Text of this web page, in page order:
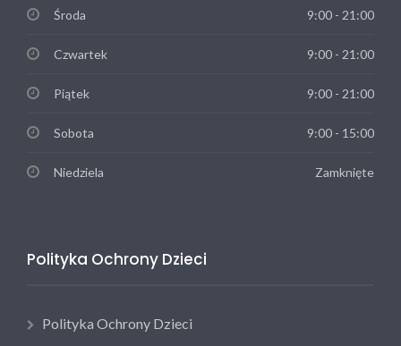
Środa 9:00 - 21:00
Czwartek 9:00 - 21:00
Piątek 9:00 - 21:00
Sobota 9:00 - 15:00
Niedziela Zamknięte
Polityka Ochrony Dzieci
Polityka Ochrony Dzieci